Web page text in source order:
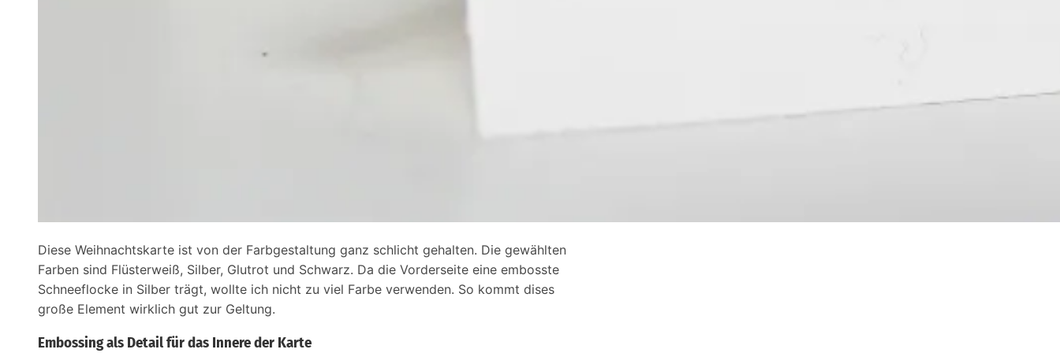
Diese Weihnachtskarte ist von der Farbgestaltung ganz schlicht gehalten. Die gewählten
Farben sind Flüsterweiß, Silber, Glutrot und Schwarz. Da die Vorderseite eine embosste
Schneeflocke in Silber trägt, wollte ich nicht zu viel Farbe verwenden. So kommt dises
große Element wirklich gut zur Geltung.
Embossing als Detail für das Innere der Karte